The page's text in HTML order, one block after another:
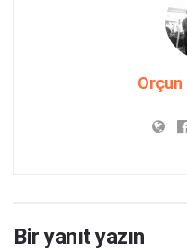
Orçun
Bir yanıt yazın